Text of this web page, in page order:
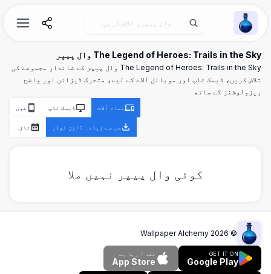
Wallpaper Alchemy
The Legend of Heroes: Trails in the Sky وال پیپر
The Legend of Heroes: Trails in the Sky وال پیپر کے شاندار مجموعے کی
تلاش کریں، ڈیسک ٹاپ اور موبائل آلات کے لیے، متحرک ڈیزائن اور واضح
ریزولوشنز کے ساتھ
تمام آلات ڈیسک ٹاپ فون
سب سے زیادہ ڈاؤن لوڈز تازہ
کوئی وال پیپر نہیں ملا
©
2026
Wallpaper Alchemy
GET IT ON
Google Play
جلد آ رہا ہے
App Store